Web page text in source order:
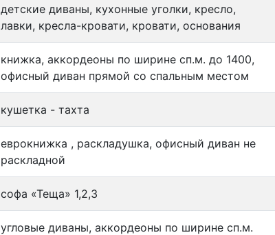
детские диваны, кухонные уголки, кресло,
лавки, кресла-кровати, кровати, основания
книжка, аккордеоны по ширине сп.м. до 1400,
офисный диван прямой со спальным местом
кушетка - тахта
еврокнижка , раскладушка, офисный диван не
раскладной
софа «Теща» 1,2,3
угловые диваны, аккордеоны по ширине сп.м.